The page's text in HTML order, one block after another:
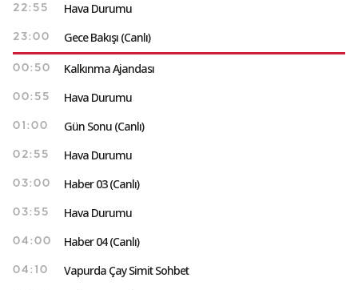
22:55 Hava Durumu
23:00 Gece Bakışı (Canlı)
00:50 Kalkınma Ajandası
00:55 Hava Durumu
01:00 Gün Sonu (Canlı)
02:55 Hava Durumu
03:00 Haber 03 (Canlı)
03:55 Hava Durumu
04:00 Haber 04 (Canlı)
04:10 Vapurda Çay Simit Sohbet